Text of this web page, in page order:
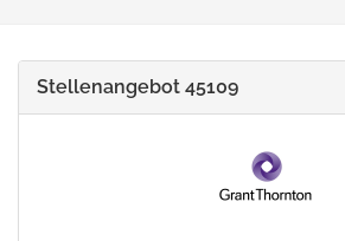
Stellenangebot 45109